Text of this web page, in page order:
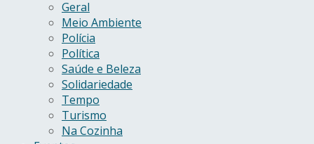
Geral
Meio Ambiente
Polícia
Política
Saúde e Beleza
Solidariedade
Tempo
Turismo
Na Cozinha